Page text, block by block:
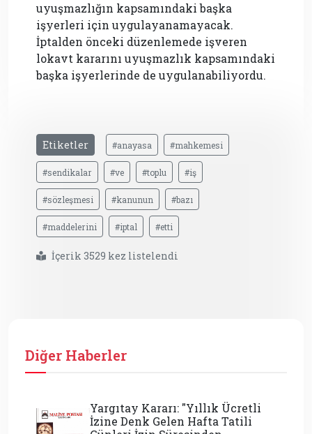
uyuşmazlığın kapsamındaki başka
işyerleri için uygulayanamayacak.
İptalden önceki düzenlemede işveren
lokavt kararını uyuşmazlık kapsamındaki
başka işyerlerinde de uygulanabiliyordu.
Etiketler #anayasa #mahkemesi
#sendikalar #ve #toplu #iş
#sözleşmesi #kanunun #bazı
#maddelerini #iptal #etti
İçerik 3529 kez listelendi
Diğer Haberler
Yargıtay Kararı: "Yıllık Ücretli
İzine Denk Gelen Hafta Tatili